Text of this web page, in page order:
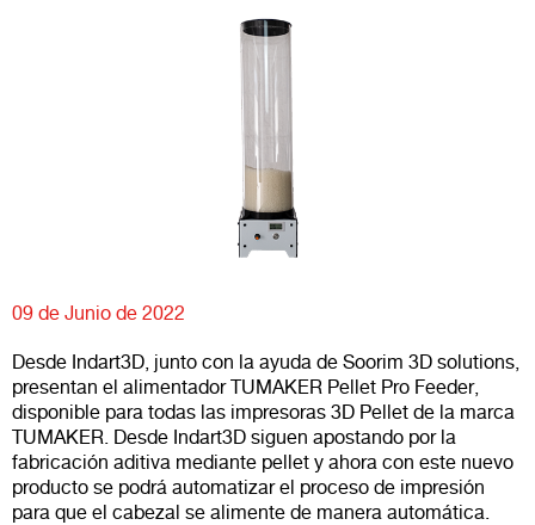
09 de Junio de 2022
Desde Indart3D, junto con la ayuda de Soorim 3D solutions,
presentan el alimentador TUMAKER Pellet Pro Feeder,
disponible para todas las impresoras 3D Pellet de la marca
TUMAKER. Desde Indart3D siguen apostando por la
fabricación aditiva mediante pellet y ahora con este nuevo
producto se podrá automatizar el proceso de impresión
para que el cabezal se alimente de manera automática.